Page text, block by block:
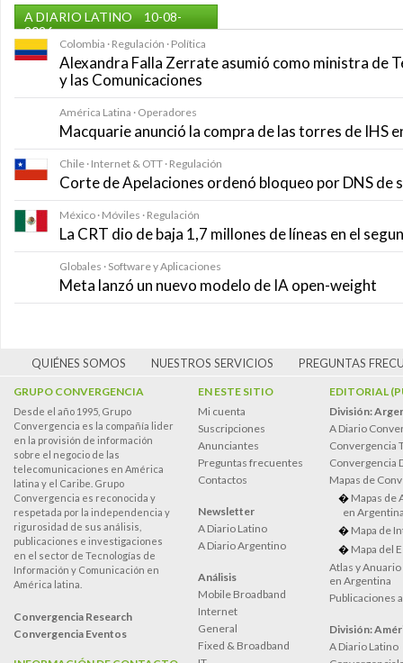
A DIARIO LATINO
10-08-
2026
Colombia · Regulación · Política
Alexandra Falla Zerrate asumió como ministra de
y las Comunicaciones
América Latina · Operadores
Macquarie anunció la compra de las torres de IHS
Chile · Internet & OTT · Regulación
Corte de Apelaciones ordenó bloqueo por DNS de
México · Móviles · Regulación
La CRT dio de baja 1,7 millones de líneas en el
Globales · Software y Aplicaciones
Meta lanzó un nuevo modelo de IA open-weight
QUIÉNES SOMOS NUESTROS SERVICIOS PREGUNTAS
GRUPO CONVERGENCIA
Desde el año 1995, Grupo
Convergencia es la compañía lider
en la provisión de información
sobre el negocio de las
telecomunicaciones en América
latina y el Caribe. Grupo
Convergencia es reconocida y
respetada por la independencia y
rigurosidad de sus análisis,
publicaciones e investigaciones
en el sector de Tecnologías de
Información y Comunicación en
América latina.
Convergencia Research
Convergencia Eventos
EN ESTE SITIO
Mi cuenta
Suscripciones
Anunciantes
Preguntas frecuentes
Contactos
Newsletter
A Diario Latino
A Diario Argentino
Análisis
Mobile Broadband
Internet
General
Fixed & Broadband
EDITORIAL
División:
A Diario
Convergencia
Convergencia
Mapas de
Mapas de
en
Mapa de
Mapa del
Atlas y
en Argentina
Publicaciones
División:
A Diario Latino